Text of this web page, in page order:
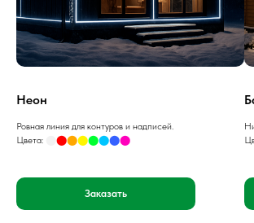
Неон
Ровная линия для контуров и надписей.
Цвета:
⬤⬤⬤⬤⬤⬤⬤
Заказать